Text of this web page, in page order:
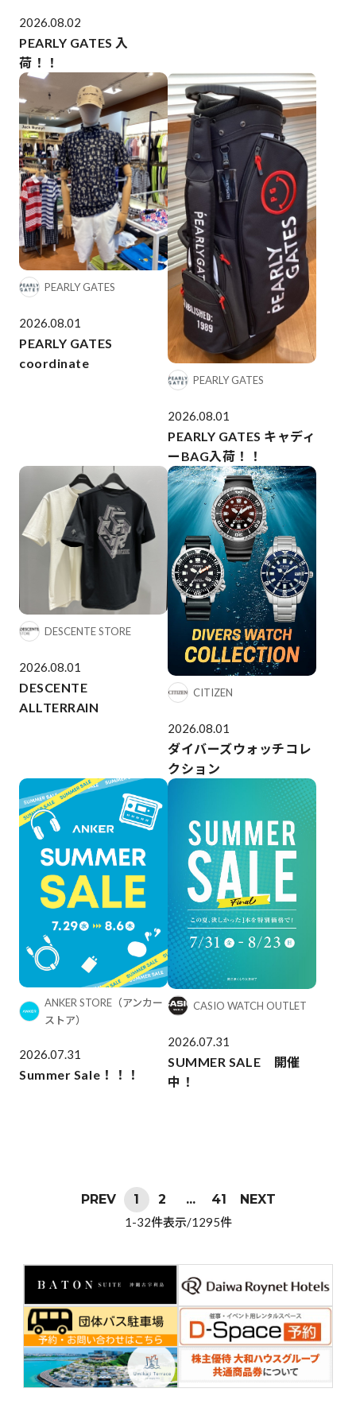
2026.08.02
PEARLY GATES 入
荷！！
PEARLY GATES
2026.08.01
PEARLY GATES
coordinate
PEARLY GATES
2026.08.01
PEARLY GATES キャディ
ーBAG入荷！！
DESCENTE STORE
2026.08.01
DESCENTE
ALLTERRAIN
CITIZEN
2026.08.01
ダイバーズウォッチコレ
クション
ANKER STORE（アンカー
ストア）
2026.07.31
Summer Sale！！！
CASIO WATCH OUTLET
2026.07.31
SUMMER SALE 開催
中！
PREV 1 2 ... 41 NEXT
1-32件表示/1295件